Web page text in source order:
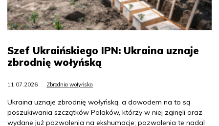
Szef Ukraińskiego IPN: Ukraina uznaje
zbrodnię wołyńską
11.07.2026 Zbrodnia wołyńska
Ukraina uznaje zbrodnię wołyńską, a dowodem na to są
poszukiwania szczątków Polaków, którzy w niej zginęli oraz
wydane już pozwolenia na ekshumacje; pozwolenia te nadal